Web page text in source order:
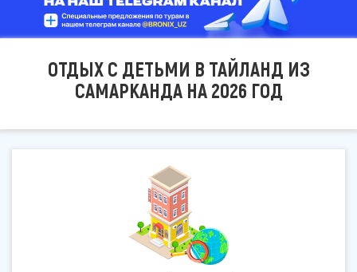
ОТДЫХ С ДЕТЬМИ В ТАЙЛАНД ИЗ
САМАРКАНДА НА 2026 ГОД